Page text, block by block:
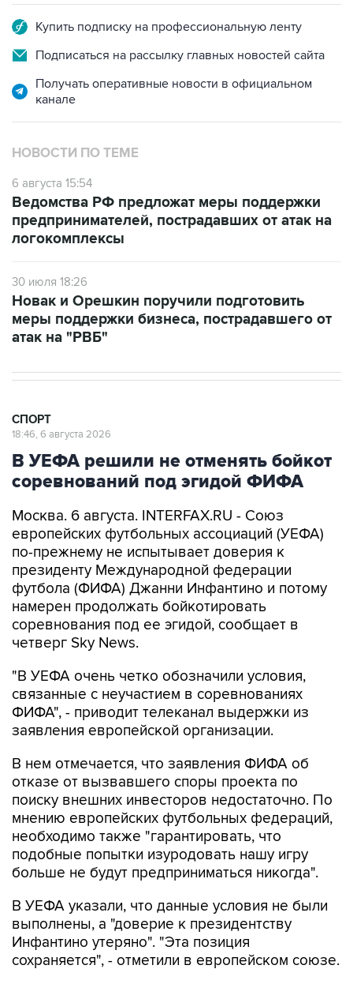
Купить подписку на профессиональную ленту
Подписаться на рассылку главных новостей сайта
Получать оперативные новости в официальном
канале
НОВОСТИ ПО ТЕМЕ
6 августа 15:54
Ведомства РФ предложат меры поддержки
предпринимателей, пострадавших от атак на
логокомплексы
30 июля 18:26
Новак и Орешкин поручили подготовить
меры поддержки бизнеса, пострадавшего от
атак на "РВБ"
СПОРТ
18:46, 6 августа 2026
В УЕФА решили не отменять бойкот
соревнований под эгидой ФИФА
Москва. 6 августа. INTERFAX.RU - Союз
европейских футбольных ассоциаций (УЕФА)
по-прежнему не испытывает доверия к
президенту Международной федерации
футбола (ФИФА) Джанни Инфантино и потому
намерен продолжать бойкотировать
соревнования под ее эгидой, сообщает в
четверг Sky News.
"В УЕФА очень четко обозначили условия,
связанные с неучастием в соревнованиях
ФИФА", - приводит телеканал выдержки из
заявления европейской организации.
В нем отмечается, что заявления ФИФА об
отказе от вызвавшего споры проекта по
поиску внешних инвесторов недостаточно. По
мнению европейских футбольных федераций,
необходимо также "гарантировать, что
подобные попытки изуродовать нашу игру
больше не будут предприниматься никогда".
В УЕФА указали, что данные условия не были
выполнены, а "доверие к президентству
Инфантино утеряно". "Эта позиция
сохраняется", - отметили в европейском союзе.